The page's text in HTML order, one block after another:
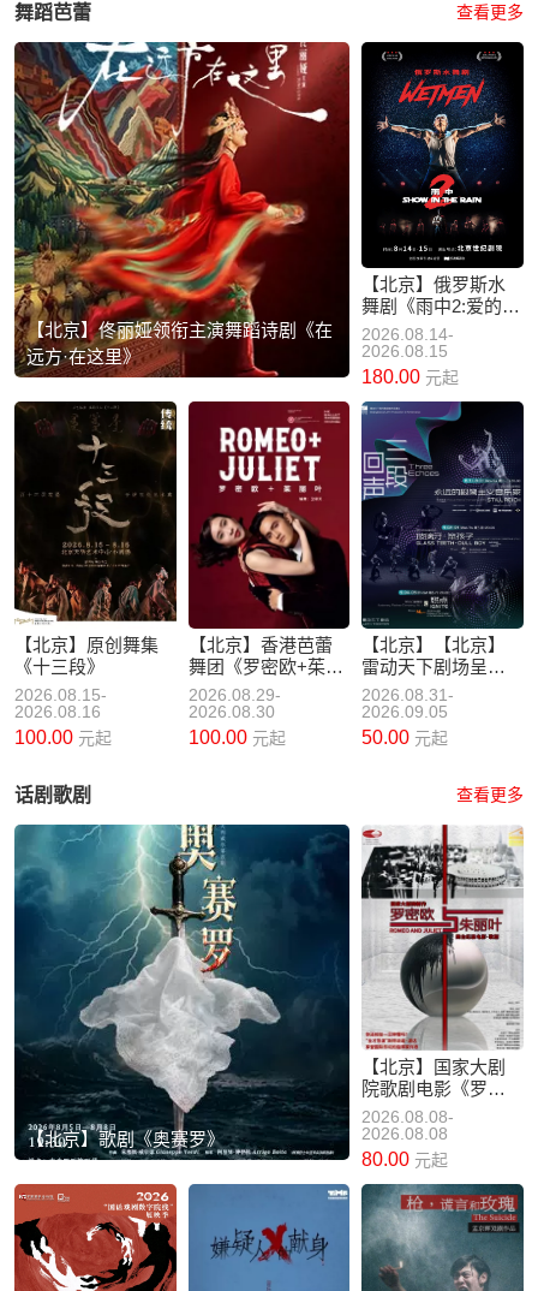
舞蹈芭蕾 查看更多
【北京】佟丽娅领衔主演舞蹈诗剧《在
远方·在这里》
【北京】俄罗斯水
舞剧《雨中2:爱的宣
言》
2026.08.14-
2026.08.15
180.00 元起
【北京】原创舞集
《十三段》
2026.08.15-
2026.08.16
100.00 元起
【北京】香港芭蕾
舞团《罗密欧+茱丽
叶》
2026.08.29-
2026.08.30
100.00 元起
【北京】【北京】
雷动天下剧场呈现 |
三段回声·国际舞蹈
盛宴
2026.08.31-
2026.09.05
50.00 元起
话剧歌剧 查看更多
【北京】歌剧《奥赛罗》
【北京】国家大剧
院歌剧电影《罗密
欧与朱丽叶》放映
2026.08.08-
2026.08.08
80.00 元起